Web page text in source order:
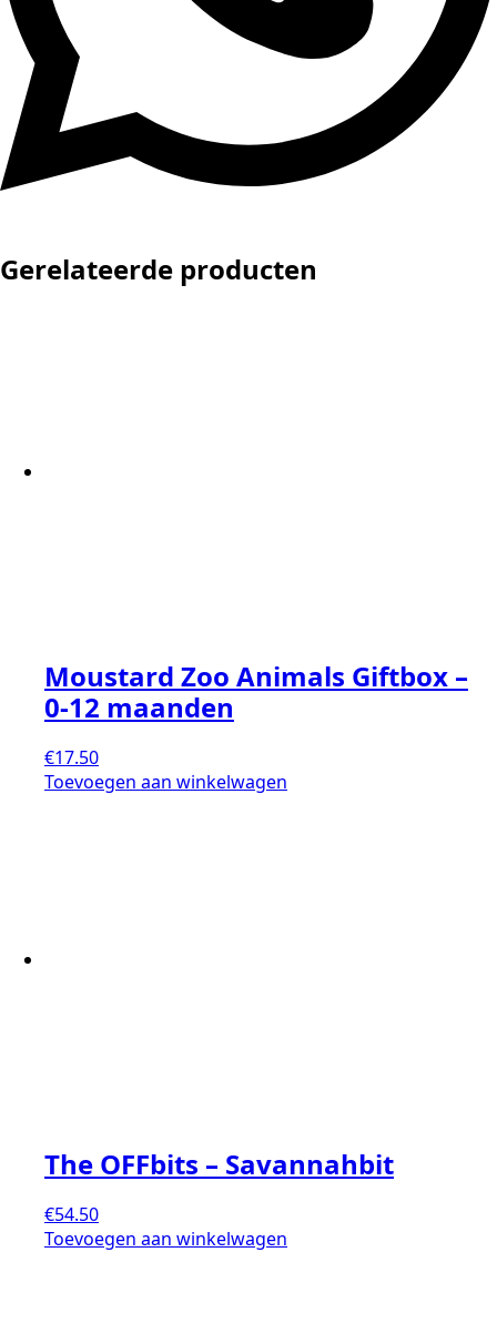
Gerelateerde producten
Moustard Zoo Animals Giftbox –
0-12 maanden
€17.50
Toevoegen aan winkelwagen
The OFFbits – Savannahbit
€54.50
Toevoegen aan winkelwagen